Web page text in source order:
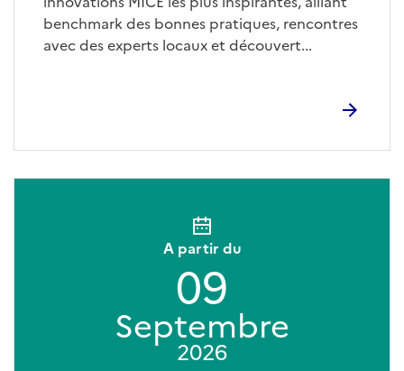
benchmark des bonnes pratiques, rencontres
avec des experts locaux et découvert...
A partir du
09
Septembre
2026